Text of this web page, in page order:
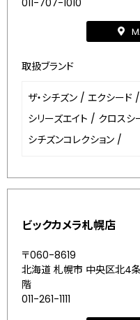
011-707-1010
取扱ブランド
ザ・シチズン / エクシード /
シリーズエイト / クロスシ
シチズンコレクション /
ビックカメラ札幌店
〒060-8619
北海道 札幌市 中央区北4
階
011-261-1111